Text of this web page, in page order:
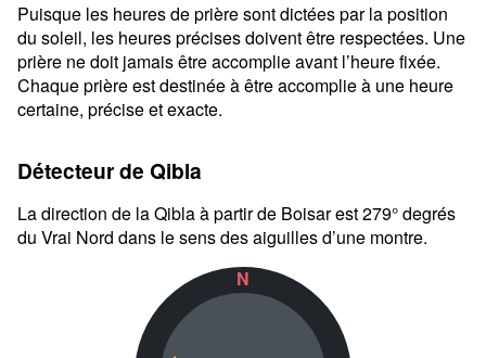
Puisque les heures de prière sont dictées par la position
du soleil, les heures précises doivent être respectées. Une
prière ne doit jamais être accomplie avant l’heure fixée.
Chaque prière est destinée à être accomplie à une heure
certaine, précise et exacte.
Détecteur de Qibla
La direction de la Qibla à partir de Boisar est 279° degrés
du Vrai Nord dans le sens des aiguilles d’une montre.
N